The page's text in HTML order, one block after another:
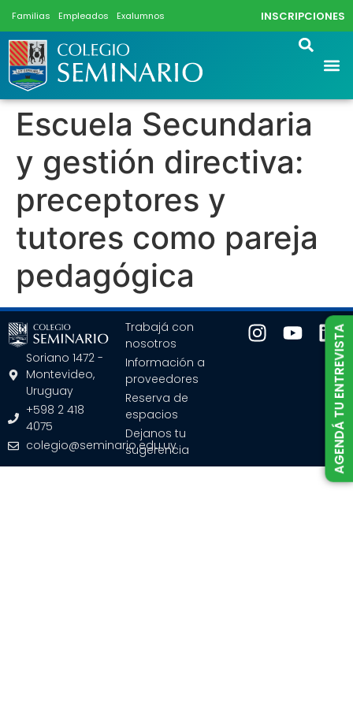
Familias Empleados Exalumnos INSCRIPCIONES
Escuela Secundaria
y gestión directiva:
preceptores y
tutores como pareja
pedagógica
AGENDÁ TU ENTREVISTA
Soriano 1472 -
Montevideo,
Uruguay
+598 2 418
4075
colegio@seminario.edu.uy
Trabajá con
nosotros
Información a
proveedores
Reserva de
espacios
Dejanos tu
sugerencia